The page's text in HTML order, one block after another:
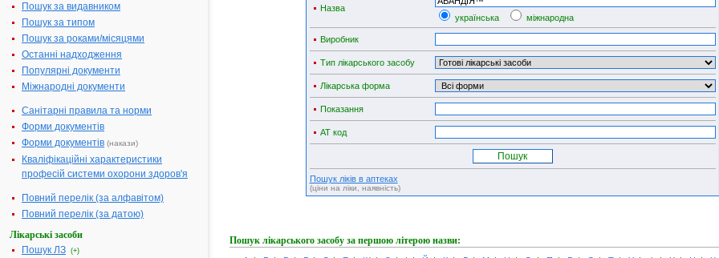
Пошук за видавником
Пошук за типом
Пошук за роками/місяцями
Останні надходження
Популярні документи
Міжнародні документи
Санітарні правила та норми
Форми документів
Форми документів (накази)
Кваліфікаційні характеристики
професій системи охорони здоров'я
Повний перелік (за алфавітом)
Повний перелік (за датою)
Лікарські засоби
Пошук ЛЗ (+)
Назва
українська
міжнародна
Виробник
Тип лікарського засобу
Лікарська форма
Показання
АТ код
Пошук ліків в аптеках
(ціни на ліки, наявність)
Пошук лікарського засобу за першою літерою назви: